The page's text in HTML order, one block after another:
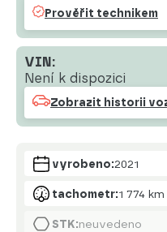
Prověřit technikem
VIN:
Není k dispozici
Zobrazit historii
vyrobeno:2021
tachometr:1 774 km
STK:neuvedeno